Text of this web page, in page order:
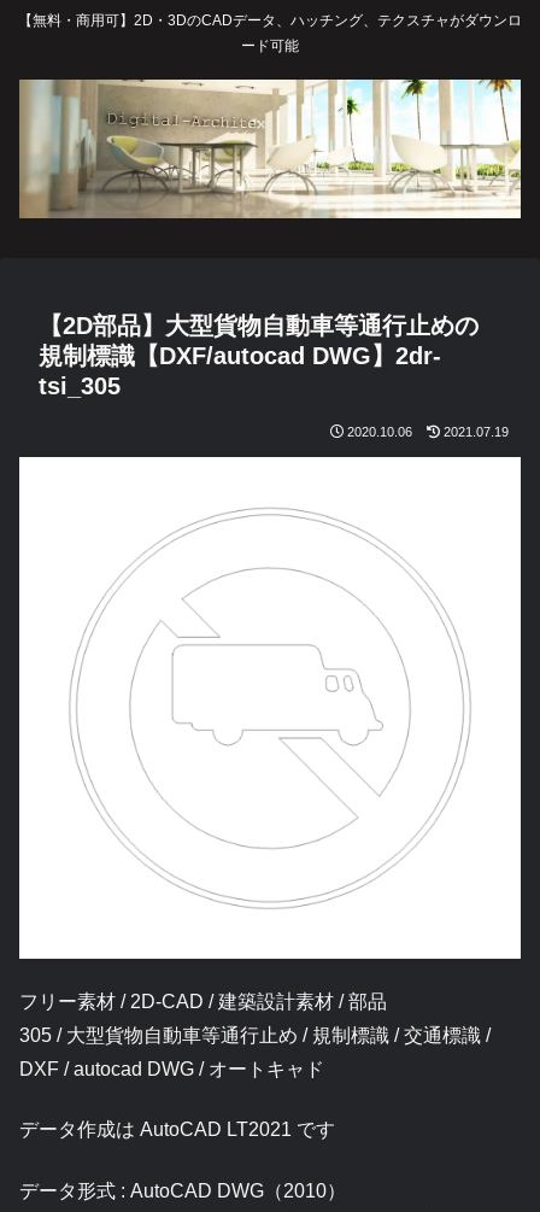
【無料・商用可】2D・3DのCADデータ、ハッチング、テクスチャがダウンロ
ード可能
【2D部品】大型貨物自動車等通行止めの
規制標識【DXF/autocad DWG】2dr-
tsi_305
2020.10.06 2021.07.19
フリー素材 / 2D-CAD / 建築設計素材 / 部品
305 / 大型貨物自動車等通行止め / 規制標識 / 交通標識 /
DXF / autocad DWG / オートキャド
データ作成は AutoCAD LT2021 です
データ形式 : AutoCAD DWG（2010）